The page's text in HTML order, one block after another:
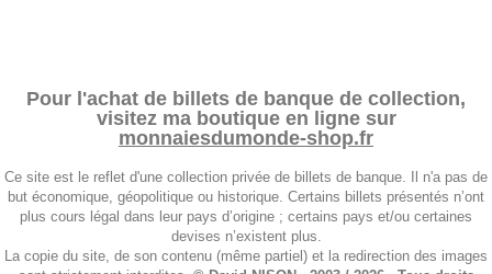
Pour l'achat de billets de banque de collection,
visitez ma boutique en ligne sur
monnaiesdumonde-shop.fr
Ce site est le reflet d'une collection privée de billets de banque. Il n'a pas de
but économique, géopolitique ou historique. Certains billets présentés n’ont
plus cours légal dans leur pays d’origine ; certains pays et/ou certaines
devises n’existent plus.
La copie du site, de son contenu (même partiel) et la redirection des images